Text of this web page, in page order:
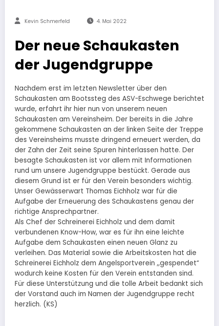
Kevin Schmerfeld 4. Mai 2022
Der neue Schaukasten
der Jugendgruppe
Nachdem erst im letzten Newsletter über den
Schaukasten am Bootssteg des ASV-Eschwege berichtet
wurde, erfahrt ihr hier nun von unserem neuen
Schaukasten am Vereinsheim. Der bereits in die Jahre
gekommene Schaukasten an der linken Seite der Treppe
des Vereinsheims musste dringend erneuert werden, da
der Zahn der Zeit seine Spuren hinterlassen hatte. Der
besagte Schaukasten ist vor allem mit Informationen
rund um unsere Jugendgruppe bestückt. Gerade aus
diesem Grund ist er für den Verein besonders wichtig.
Unser Gewässerwart Thomas Eichholz war für die
Aufgabe der Erneuerung des Schaukastens genau der
richtige Ansprechpartner.
Als Chef der Schreinerei Eichholz und dem damit
verbundenen Know-How, war es für ihn eine leichte
Aufgabe dem Schaukasten einen neuen Glanz zu
verleihen. Das Material sowie die Arbeitskosten hat die
Schreinerei Eichholz dem Angelsportverein ,,gespendet“
wodurch keine Kosten für den Verein entstanden sind.
Für diese Unterstützung und die tolle Arbeit bedankt sich
der Vorstand auch im Namen der Jugendgruppe recht
herzlich. (KS)